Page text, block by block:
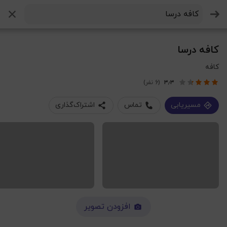
کافه درسا
کافه
۳٫۳ (6 نفر)
مسیریابی تماس اشتراک‌گذاری
افزودن تصویر
جستجو